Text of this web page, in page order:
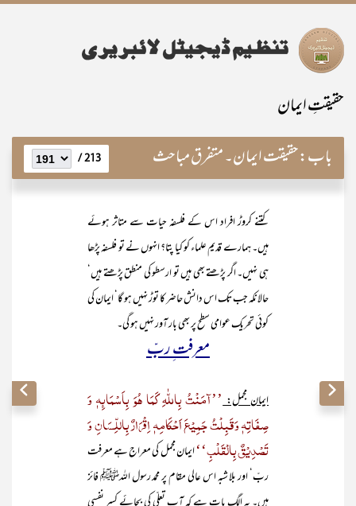
حقیقتِ ایمان
باب:حقیقت ایمان۔ متفرق مباحث 213 /
کتنے کروڑ افراد اس کے فلسفہ حیات سے متاثر ہوئے
ہیں۔ ہمارے قدیم علماء کو کیا پتا؟ انہوں نے تو فلسفہ پڑھا
ہی نہیں۔ اگر پڑھتے بھی ہیں تو ارسطو کی منطق پڑھتے ہیں‘
حالانکہ جب تک اس دانش حاضر کا توڑ نہیں ہو گا‘ ایمان کی
کوئی تحریک عوامی سطح پر بھی بار آور نہیں ہو گی۔
معرفت ِ ربّ
ایمان مجمل:’’آمَنْتُ بِاللّٰہِ کَمَا ھُوَ بِاَسْمَائِہٖ وَ
صِفَاتِہٖ وَقَبِلْتُ جَمِیْعَ اَحْکَامِہٖ اِقْرَارٌ بِاللِّسَانِ وَ
تَصْدِیْقٌ بِالْقَلْبِ‘‘ایمان مجمل کی معراج ہے معرفت
ربّ‘ اور بلا شبہ اس عالی مقام پر محمد رسول اللہﷺ فائز